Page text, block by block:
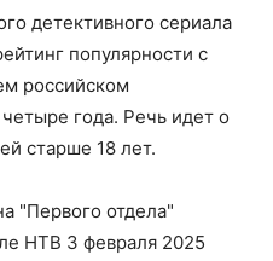
детективного сериала
популярности с
российском
года. Речь идет о
старше 18 лет.
"Первого отдела"
НТВ 3 февраля 2025